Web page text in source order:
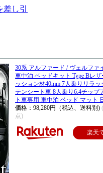
し引
30系 アルファード / ヴェルファ
車中泊 ベッドキット Type Bレ
ッション材40mm 7人乗りリラ
テンシート車 8人乗り6:4チップ
ト車専用 車中泊 ベッド マット
価格：98,280円（税込、送料別)
点)
楽天